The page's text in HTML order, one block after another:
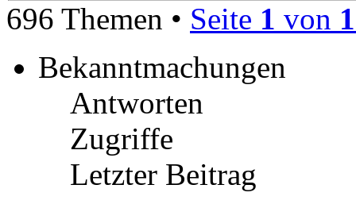
696 Themen • Seite 1 von
Bekanntmachungen
Antworten
Zugriffe
Letzter Beitrag